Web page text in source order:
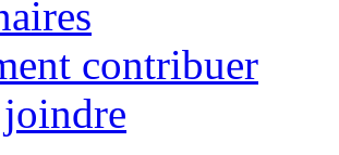
contribuer